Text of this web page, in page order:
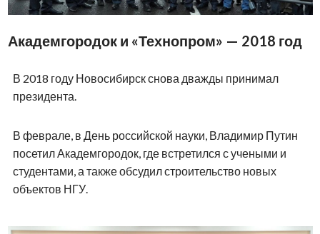
Академгородок и «Технопром» — 2018 год
В 2018 году Новосибирск снова дважды принимал
президента.
В феврале, в День российской науки, Владимир Путин
посетил Академгородок, где встретился с учеными и
студентами, а также обсудил строительство новых
объектов НГУ.